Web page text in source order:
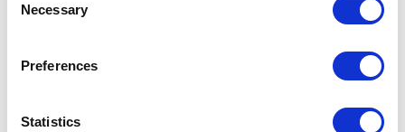
Selection
Necessary
Preferences
Statistics